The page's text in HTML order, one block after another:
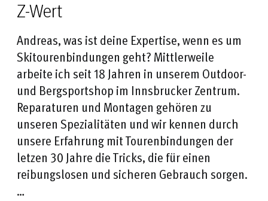
Z-Wert
Andreas, was ist deine Expertise, wenn es um
Skitourenbindungen geht? Mittlerweile
arbeite ich seit 18 Jahren in unserem Outdoor-
und Bergsportshop im Innsbrucker Zentrum.
Reparaturen und Montagen gehören zu
unseren Spezialitäten und wir kennen durch
unsere Erfahrung mit Tourenbindungen der
letzen 30 Jahre die Tricks, die für einen
reibungslosen und sicheren Gebrauch sorgen.
…